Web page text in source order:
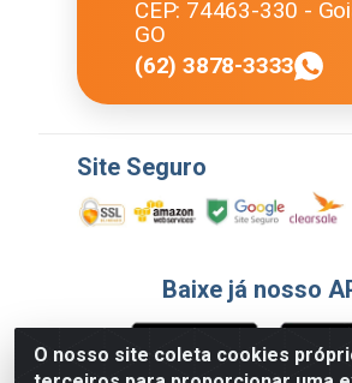
O nosso site coleta cookies
CEP: 74463-330 -
GO
(62) 3878-3333
Site Seguro
Baixe já nosso